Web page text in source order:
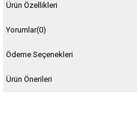
Ürün Özellikleri
Yorumlar(0)
Ödeme Seçenekleri
Ürün Önerileri